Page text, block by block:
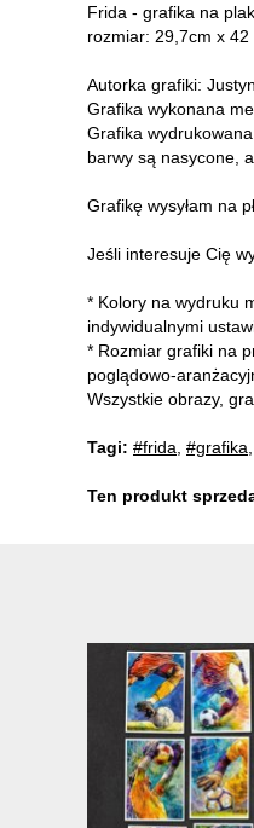
Frida - grafika na
rozmiar: 29,7cm x 42
Autorka grafiki:
Grafika wykonana
Grafika
barwy są nasycone,
Grafikę wysyłam na
Jeśli interesuje Cię
* Kolory na wydruku
indywidualnymi
* Rozmiar grafiki na
poglądowo-
Wszystkie obrazy,
Tagi: #frida #grafika
Ten produkt